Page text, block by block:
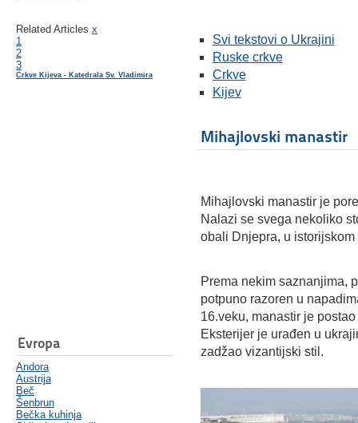
Related Articles x
1
2
3
Crkve Kijeva - Katedrala Sv. Vladimira
Evropa
Andora
Austrija
Beč
Šenbrun
Bečka kuhinja
Svi tekstovi o Ukrajini
Ruske crkve
Crkve
Kijev
Mihajlovski manastir
Mihajlovski manastir je
Nalazi se svega nekoliko
obali Dnjepra, u
Prema nekim saznanjima,
potpuno razoren u
16.veku, manastir je
Eksterijer je urađen u
zadžao vizantijski stil.